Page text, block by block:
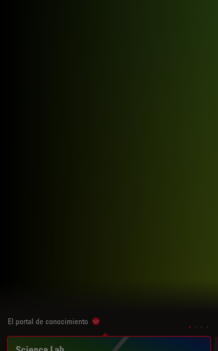
El portal de conocimiento Show subnavigation